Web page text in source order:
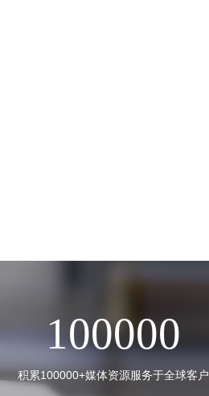
100000
积累100000+媒体资源服务于全球客户